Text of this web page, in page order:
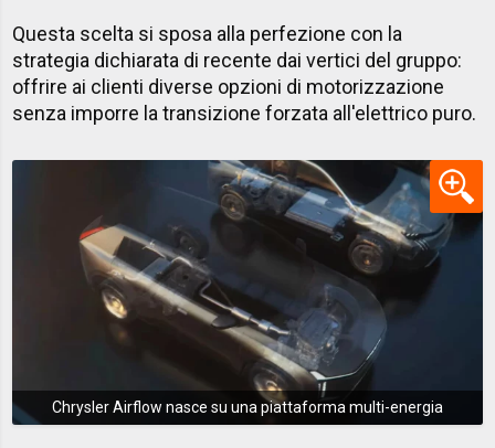
Questa scelta si sposa alla perfezione con la
strategia dichiarata di recente dai vertici del gruppo:
offrire ai clienti diverse opzioni di motorizzazione
senza imporre la transizione forzata all'elettrico puro.
Chrysler Airflow nasce su una piattaforma multi-energia